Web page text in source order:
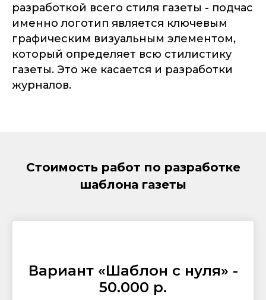
разработкой всего стиля газеты - подчас
именно логотип является ключевым
графическим визуальным элементом,
который определяет всю стилистику
газеты. Это же касается и разработки
журналов.
Стоимость работ по разработке
шаблона газеты
Вариант «Шаблон с нуля» -
50.000 р.